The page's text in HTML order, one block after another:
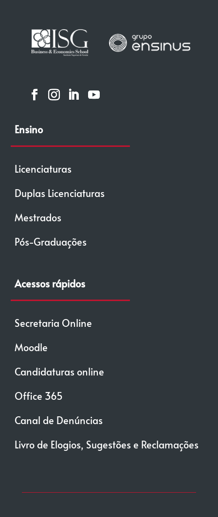
Ensino
Licenciaturas
Duplas Licenciaturas
Mestrados
Pós-Graduações
Acessos rápidos
Secretaria Online
Moodle
Candidaturas online
Office 365
Canal de Denúncias
Livro de Elogios, Sugestões e Reclamações